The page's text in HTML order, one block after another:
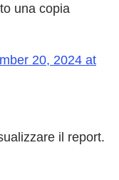
una copia
20, 2024 at
il report.